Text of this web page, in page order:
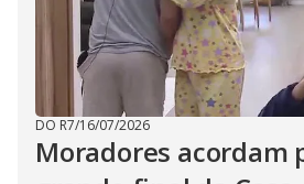
DO R7/16/07/2026
Moradores acordam